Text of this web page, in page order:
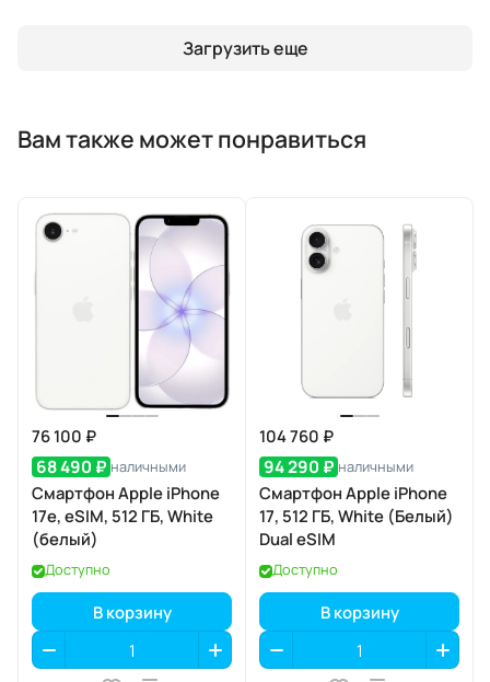
Загрузить еще
Вам также может понравиться
76 100 ₽
68 490 ₽ наличными
Смартфон Apple iPhone
17e, eSIM, 512 ГБ, White
(белый)
Доступно
В корзину
104 760 ₽
94 290 ₽ наличными
Смартфон Apple iPhone
17, 512 ГБ, White (Белый)
Dual eSIM
Доступно
В корзину